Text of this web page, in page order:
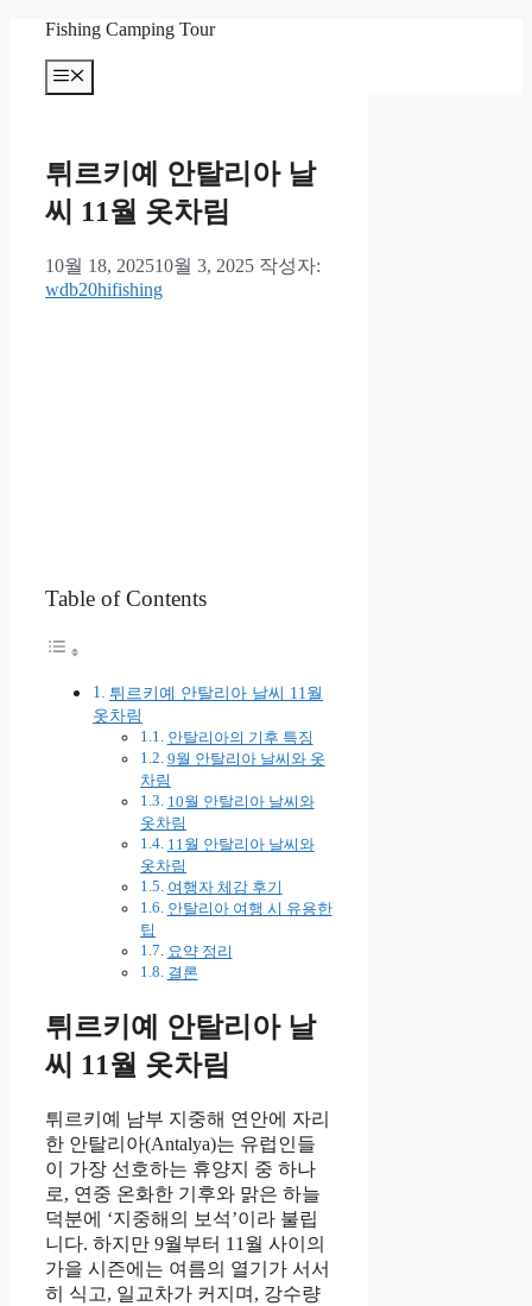
Fishing Camping Tour
메
뉴
튀르키예 안탈리아 날
씨 11월 옷차림
10월 18, 202510월 3, 2025 작성자:
wdb20hifishing
Table of Contents
튀르키예 안탈리아 날씨 11월
옷차림
안탈리아의 기후 특징
9월 안탈리아 날씨와 옷
차림
10월 안탈리아 날씨와
옷차림
11월 안탈리아 날씨와
옷차림
여행자 체감 후기
안탈리아 여행 시 유용한
팁
요약 정리
결론
튀르키예 안탈리아 날
씨 11월 옷차림
튀르키예 남부 지중해 연안에 자리
한 안탈리아(Antalya)는 유럽인들
이 가장 선호하는 휴양지 중 하나
로, 연중 온화한 기후와 맑은 하늘
덕분에 ‘지중해의 보석’이라 불립
니다. 하지만 9월부터 11월 사이의
가을 시즌에는 여름의 열기가 서서
히 식고, 일교차가 커지며, 강수량